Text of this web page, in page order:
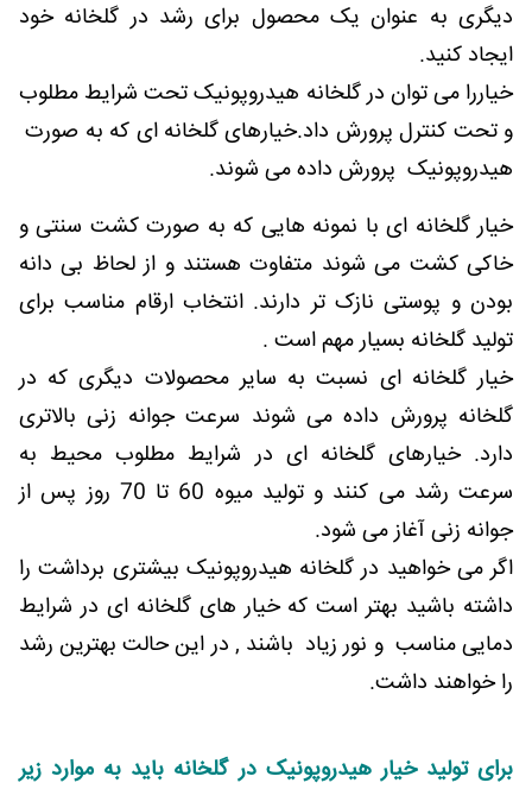
دیگری به عنوان یک محصول برای رشد در گلخانه خود
ایجاد کنید.
خیاررا می توان در گلخانه هیدروپونیک تحت شرایط مطلوب
و تحت کنترل پرورش داد.خیارهای گلخانه ای که به صورت
هیدروپونیک پرورش داده می شوند.
خیار گلخانه ای با نمونه هایی که به صورت کشت سنتی و
خاکی کشت می شوند متفاوت هستند و از لحاظ بی دانه
بودن و پوستی نازک تر دارند. انتخاب ارقام مناسب برای
تولید گلخانه بسیار مهم است .
خیار گلخانه ای نسبت به سایر محصولات دیگری که در
گلخانه پرورش داده می شوند سرعت جوانه زنی بالاتری
دارد. خیارهای گلخانه ای در شرایط مطلوب محیط به
سرعت رشد می کنند و تولید میوه 60 تا 70 روز پس از
جوانه زنی آغاز می شود.
اگر می خواهید در گلخانه هیدروپونیک بیشتری برداشت را
داشته باشید بهتر است که خیار های گلخانه ای در شرایط
دمایی مناسب و نور زیاد باشند , در این حالت بهترین رشد
را خواهند داشت.
برای تولید خیار هیدروپونیک در گلخانه باید به موارد زیر